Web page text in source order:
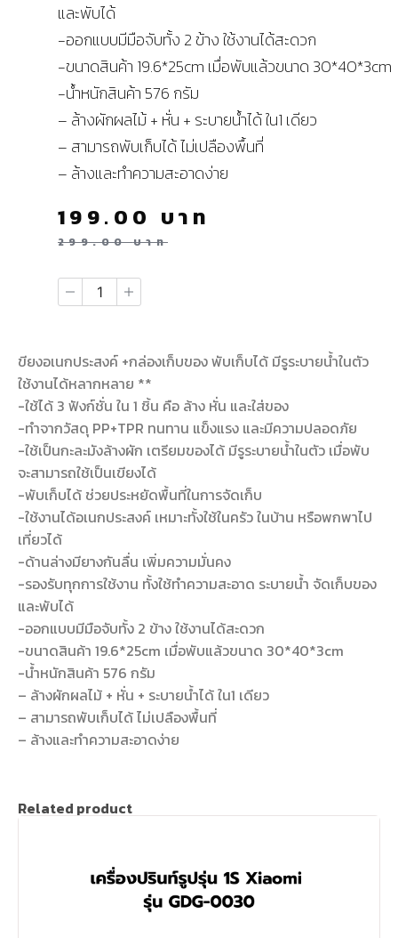
และพับได้
-ออกแบบมีมือจับทั้ง 2 ข้าง ใช้งานได้สะดวก
-ขนาดสินค้า 19.6*25cm เมื่อพับแล้วขนาด 30*40*3cm
-น้ำหนักสินค้า 576 กรัม
– ล้างผักผลไม้ + หั่น + ระบายน้ำได้ ใน1 เดียว
– สามารถพับเก็บได้ ไม่เปลืองพื้นที่
– ล้างและทำความสะอาดง่าย
299.00บาท
199.00 บาท
ขียงอเนกประสงค์ +กล่องเก็บของ พับเก็บได้ มีรูระบายน้ำในตัว
ใช้งานได้หลากหลาย **
-ใช้ได้ 3 ฟังก์ชั่น ใน 1 ชิ้น คือ ล้าง หั่น และใส่ของ
-ทำจากวัสดุ PP+TPR ทนทาน แข็งแรง และมีความปลอดภัย
-ใช้เป็นกะละมังล้างผัก เตรียมของได้ มีรูระบายน้ำในตัว เมื่อพับ
จะสามารถใช้เป็นเขียงได้
-พับเก็บได้ ช่วยประหยัดพื้นที่ในการจัดเก็บ
-ใช้งานได้อเนกประสงค์ เหมาะทั้งใช้ในครัว ในบ้าน หรือพกพาไป
เที่ยวได้
-ด้านล่างมียางกันลื่น เพิ่มความมั่นคง
-รองรับทุกการใช้งาน ทั้งใช้ทำความสะอาด ระบายน้ำ จัดเก็บของ
และพับได้
-ออกแบบมีมือจับทั้ง 2 ข้าง ใช้งานได้สะดวก
-ขนาดสินค้า 19.6*25cm เมื่อพับแล้วขนาด 30*40*3cm
-น้ำหนักสินค้า 576 กรัม
– ล้างผักผลไม้ + หั่น + ระบายน้ำได้ ใน1 เดียว
– สามารถพับเก็บได้ ไม่เปลืองพื้นที่
– ล้างและทำความสะอาดง่าย
Related product